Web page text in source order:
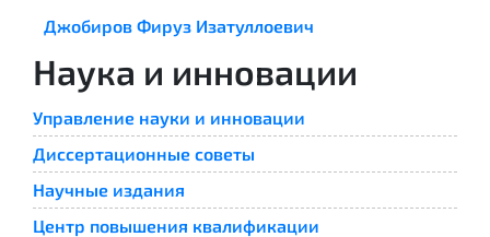
Джобиров Фируз Изатуллоевич
Наука и инновации
Управление науки и инновации
Диссертационные советы
Научные издания
Центр повышения квалификации